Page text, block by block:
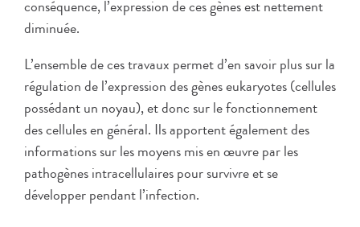
conséquence, l’expression de ces gènes est nettement
diminuée.
L’ensemble de ces travaux permet d’en savoir plus sur la
régulation de l’expression des gènes eukaryotes (cellules
possédant un noyau), et donc sur le fonctionnement
des cellules en général. Ils apportent également des
informations sur les moyens mis en œuvre par les
pathogènes intracellulaires pour survivre et se
développer pendant l’infection.